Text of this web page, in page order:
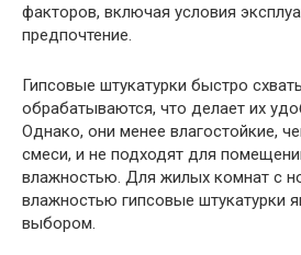
факторов, включая условия
предпочтение.
Гипсовые штукатурки быстро
обрабатываются, что делает их
Однако, они менее влагостойкие,
смеси, и не подходят для
влажностью. Для жилых комнат с
влажностью гипсовые штукатурки
выбором.